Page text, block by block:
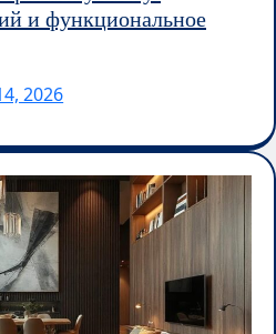
и функциональное
2026